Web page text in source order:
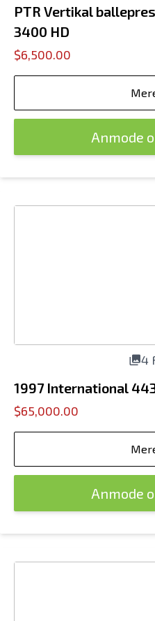
PTR Vertikal
3400 HD
$6,500.00
Anmode
4
1997 International
$65,000.00
Anmode